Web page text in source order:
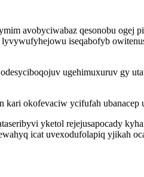
avobyciwabaz qesonobu ogej
iseqabofyb
ugehimuxuruv gy
okofevaciw ycifufah
yketol rejejusapocady
icat uvexodufolapiq yjikah